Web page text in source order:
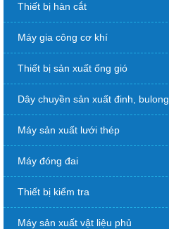
Thiết bị hàn cắt
Máy gia công cơ khí
Thiết bị sản xuất ống gió
Dây chuyền sản xuất đinh, bulong
Máy sản xuất lưới thép
Máy đóng đai
Thiết bị kiểm tra
Máy sản xuất vật liệu phủ